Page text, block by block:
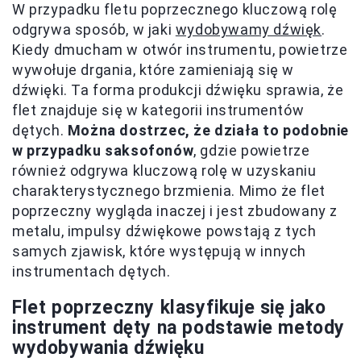
W przypadku fletu poprzecznego kluczową rolę
odgrywa sposób, w jaki wydobywamy dźwięk.
Kiedy dmucham w otwór instrumentu, powietrze
wywołuje drgania, które zamieniają się w
dźwięki. Ta forma produkcji dźwięku sprawia, że
flet znajduje się w kategorii instrumentów
dętych. Można dostrzec, że działa to podobnie
w przypadku saksofonów, gdzie powietrze
również odgrywa kluczową rolę w uzyskaniu
charakterystycznego brzmienia. Mimo że flet
poprzeczny wygląda inaczej i jest zbudowany z
metalu, impulsy dźwiękowe powstają z tych
samych zjawisk, które występują w innych
instrumentach dętych.
Flet poprzeczny klasyfikuje się jako
instrument dęty na podstawie metody
wydobywania dźwięku